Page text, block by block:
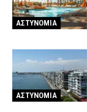
ΑΣΤΥΝΟΜΙΑ
ΑΣΤΥΝΟΜΙΑ